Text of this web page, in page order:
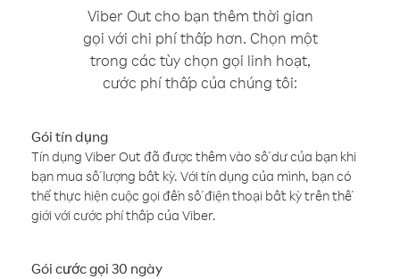
Viber Out cho bạn thêm thời gian
gọi với chi phí thấp hơn. Chọn một
trong các tùy chọn gọi linh hoạt,
cước phí thấp của chúng tôi:
Gói tín dụng
Tín dụng Viber Out đã được thêm vào số dư của bạn khi
bạn mua số lượng bất kỳ. Với tín dụng của mình, bạn có
thể thực hiện cuộc gọi đến số điện thoại bất kỳ trên thế
giới với cước phí thấp của Viber.
Gói cước gọi 30 ngày